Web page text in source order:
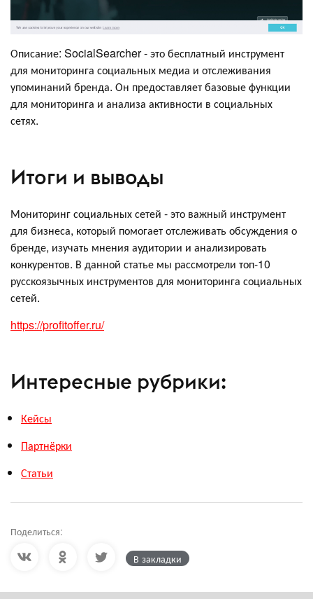
Описание: SocialSearcher - это бесплатный инструмент
для мониторинга социальных медиа и отслеживания
упоминаний бренда. Он предоставляет базовые функции
для мониторинга и анализа активности в социальных
сетях.
Итоги и выводы
Мониторинг социальных сетей - это важный инструмент
для бизнеса, который помогает отслеживать обсуждения о
бренде, изучать мнения аудитории и анализировать
конкурентов. В данной статье мы рассмотрели топ-10
русскоязычных инструментов для мониторинга социальных
сетей.
https://profitoffer.ru/
Интересные рубрики:
Кейсы
Партнёрки
Статьи
Поделиться:
В закладки